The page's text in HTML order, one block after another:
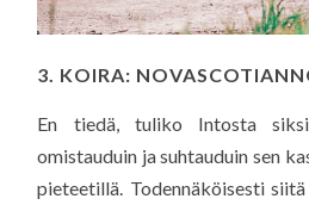
3. KOIRA:
En tiedä, tuliko Intosta
omistauduin ja suhtauduin sen
pieteetillä. Todennäköisesti